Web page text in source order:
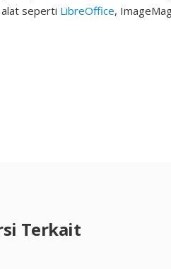
seperti LibreOffice,
Terkait